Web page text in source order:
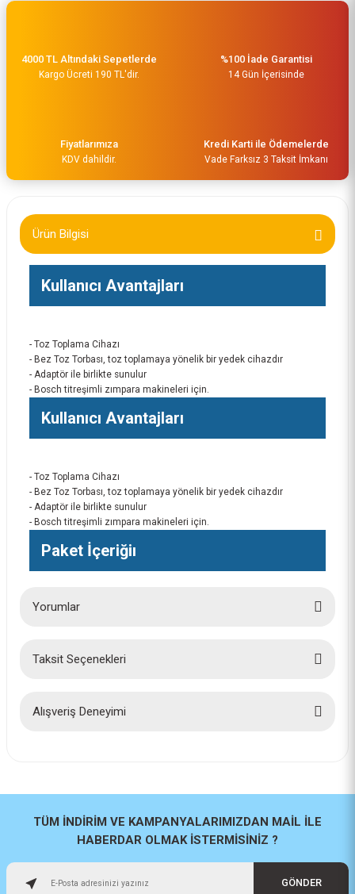
4000 TL Altındaki Sepetlerde
Kargo Ücreti 190 TL'dir.
%100 İade Garantisi
14 Gün İçerisinde
Fiyatlarımıza
KDV dahildir.
Kredi Karti ile Ödemelerde
Vade Farksız 3 Taksit İmkanı
Ürün Bilgisi
Kullanıcı Avantajları
- Toz Toplama Cihazı
- Bez Toz Torbası, toz toplamaya yönelik bir yedek cihazdır
- Adaptör ile birlikte sunulur
- Bosch titreşimli zımpara makineleri için.
Kullanıcı Avantajları
- Toz Toplama Cihazı
- Bez Toz Torbası, toz toplamaya yönelik bir yedek cihazdır
- Adaptör ile birlikte sunulur
- Bosch titreşimli zımpara makineleri için.
Paket İçeriğiı
Yorumlar
Taksit Seçenekleri
Alışveriş Deneyimi
orijinal
H... U... | 02/06/2026
TÜM İNDİRİM VE KAMPANYALARIMIZDAN MAİL İLE
HABERDAR OLMAK İSTERMİSİNİZ ?
GÖNDER